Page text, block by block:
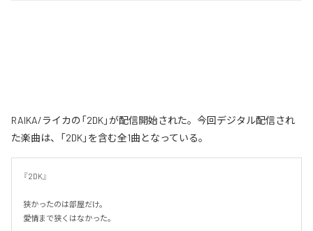
RAIKA/ライカの「2DK」が配信開始された。今回デジタル配信され
た楽曲は、「2DK」を含む全1曲となっている。
『2DK』
狭かったのは部屋だけ。
愛情まで狭くはなかった。